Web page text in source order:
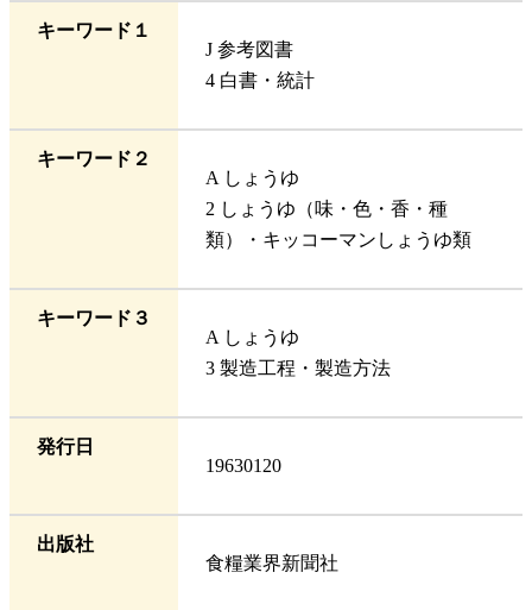
キーワード１
J 参考図書
4 白書・統計
キーワード２
A しょうゆ
2 しょうゆ（味・色・香・種
類）・キッコーマンしょうゆ類
キーワード３
A しょうゆ
3 製造工程・製造方法
発行日
19630120
出版社
食糧業界新聞社